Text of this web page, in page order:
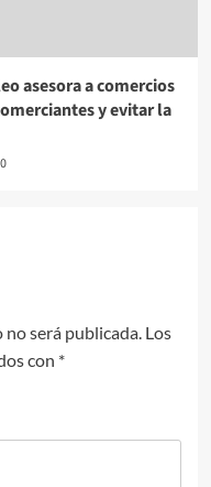
asesora a comercios
y evitar la
0
será publicada. Los
con *